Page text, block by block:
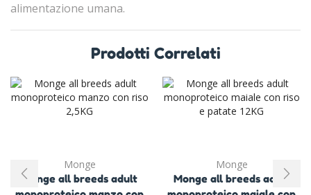
alimentazione umana.
Prodotti Correlati
Monge
Monge all breeds adult
Monge
Monge all breeds adult